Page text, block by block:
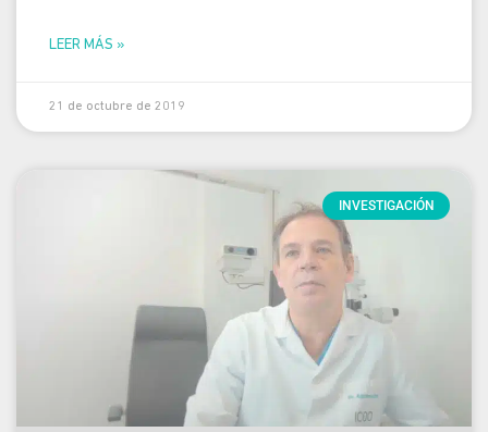
LEER MÁS »
21 de octubre de 2019
INVESTIGACIÓN